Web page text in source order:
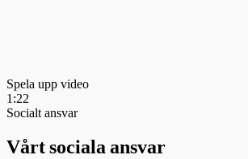
Spela upp video
1:22
Socialt ansvar
Vårt sociala ansvar